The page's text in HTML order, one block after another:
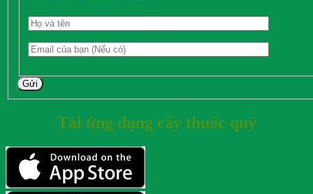
Gửi
Tải ứng dụng cây thuốc quý